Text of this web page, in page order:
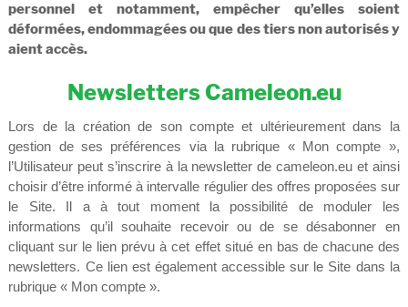
personnel et notamment, empêcher qu’elles soient
déformées, endommagées ou que des tiers non autorisés y
aient accès.
Newsletters Cameleon.eu
Lors de la création de son compte et ultérieurement dans la
gestion de ses préférences via la rubrique « Mon compte »,
l’Utilisateur peut s’inscrire à la newsletter de cameleon.eu et ainsi
choisir d’être informé à intervalle régulier des offres proposées sur
le Site. Il a à tout moment la possibilité de moduler les
informations qu’il souhaite recevoir ou de se désabonner en
cliquant sur le lien prévu à cet effet situé en bas de chacune des
newsletters. Ce lien est également accessible sur le Site dans la
rubrique « Mon compte ».